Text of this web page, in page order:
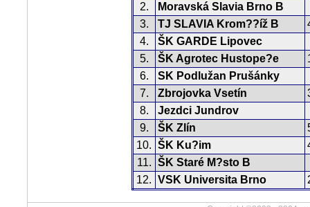
2.
Moravská Slavia Brno B
3.
TJ SLAVIA Krom??íž B
4.
ŠK GARDE Lipovec
5.
ŠK Agrotec Hustope?e
6.
SK Podlužan Prušánky
7.
Zbrojovka Vsetín
8.
Jezdci Jundrov
9.
ŠK Zlín
10. ŠK Ku?im
11. ŠK Staré M?sto B
12. VSK Universita Brno